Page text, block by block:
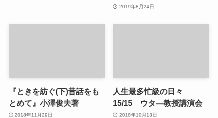
2019年8月24日
『ときを紡ぐ(下)昔話をも
とめて』小澤俊夫著
2018年11月29日
人生最多忙級の日々
15/15 ウタ―教授講演会
2018年10月13日